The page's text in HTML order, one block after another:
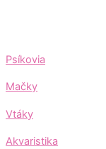
Psíkovia
Mačky
Vtáky
Akvaristika